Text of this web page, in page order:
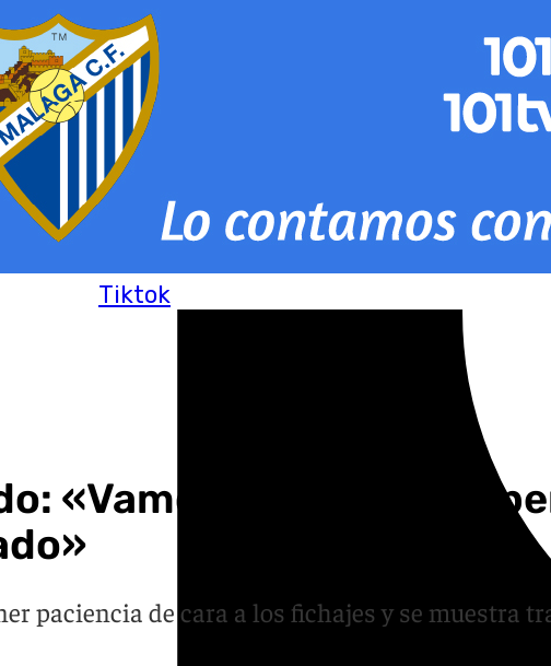
Tiktok
«Vamos a fichar bien,
paciencia de cara a los fichajes y se muestra